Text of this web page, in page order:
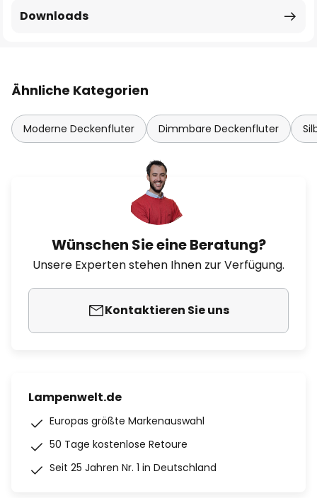
Downloads
Ähnliche Kategorien
Moderne Deckenfluter Dimmbare Deckenfluter
Wünschen Sie eine Beratung?
Unsere Experten stehen Ihnen zur Verfügung.
Kontaktieren Sie uns
Lampenwelt.de
Europas größte Markenauswahl
50 Tage kostenlose Retoure
Seit 25 Jahren Nr. 1 in Deutschland